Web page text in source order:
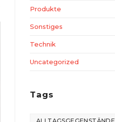
Produkte
Sonstiges
Technik
Uncategorized
Tags